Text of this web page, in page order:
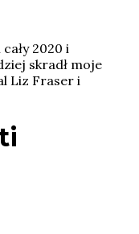
2020 i
skradł moje
Liz Fraser i